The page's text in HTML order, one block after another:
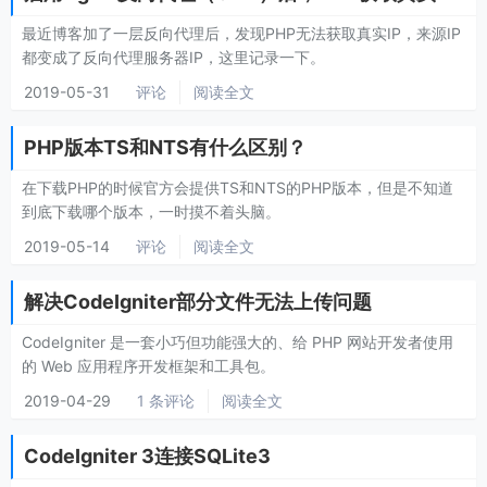
最近博客加了一层反向代理后，发现PHP无法获取真实IP，来源IP
都变成了反向代理服务器IP，这里记录一下。
2019-05-31
评论 阅读全文
PHP版本TS和NTS有什么区别？
在下载PHP的时候官方会提供TS和NTS的PHP版本，但是不知道
到底下载哪个版本，一时摸不着头脑。
2019-05-14
评论 阅读全文
解决CodeIgniter部分文件无法上传问题
CodeIgniter 是一套小巧但功能强大的、给 PHP 网站开发者使用
的 Web 应用程序开发框架和工具包。
2019-04-29
1 条评论 阅读全文
CodeIgniter 3连接SQLite3